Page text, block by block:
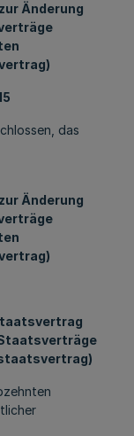
Änderung
das
Änderung